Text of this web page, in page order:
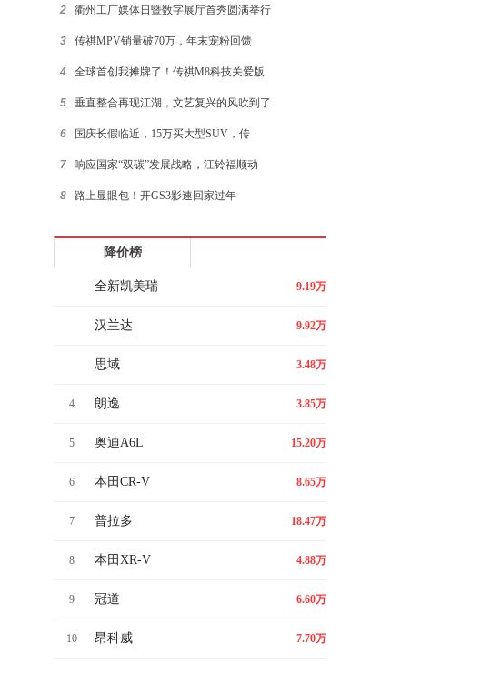
2 衢州工厂媒体日暨数字展厅首秀圆满举行
3 传祺MPV销量破70万，年末宠粉回馈
4 全球首创我摊牌了！传祺M8科技关爱版
5 垂直整合再现江湖，文艺复兴的风吹到了
6 国庆长假临近，15万买大型SUV，传
7 响应国家“双碳”发展战略，江铃福顺动
8 路上显眼包！开GS3影速回家过年
对比海鸥！全面检验瑞虎3x卓越版含金
降价榜
全新凯美瑞 9.19万
汉兰达 9.92万
思域 3.48万
4 朗逸 3.85万
5 奥迪A6L 15.20万
6 本田CR-V 8.65万
7 普拉多 18.47万
8 本田XR-V 4.88万
9 冠道 6.60万
10 昂科威 7.70万